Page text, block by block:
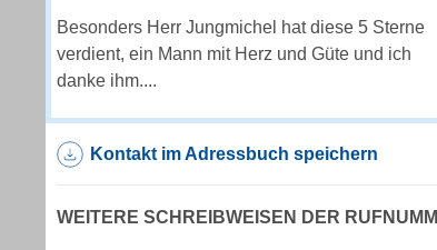
Besonders Herr Jungmichel hat diese 5 Sterne
verdient, ein Mann mit Herz und Güte und ich
danke ihm....
Kontakt im Adressbuch speichern
WEITERE SCHREIBWEISEN DER